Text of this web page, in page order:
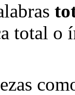
total o